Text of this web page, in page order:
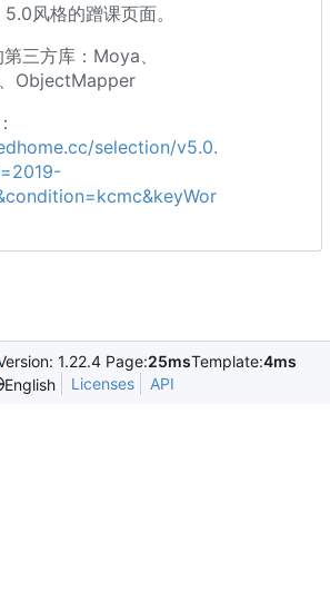
风格的蹭课页面。
三方库 ： Moya、
ObjectMapper
：
selection/v5.0.
1.22.4 Page:25msTemplate:4ms
English
Licenses API